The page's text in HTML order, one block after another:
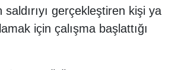
saldırıyı gerçekleştiren kişi ya
için çalışma başlattığı